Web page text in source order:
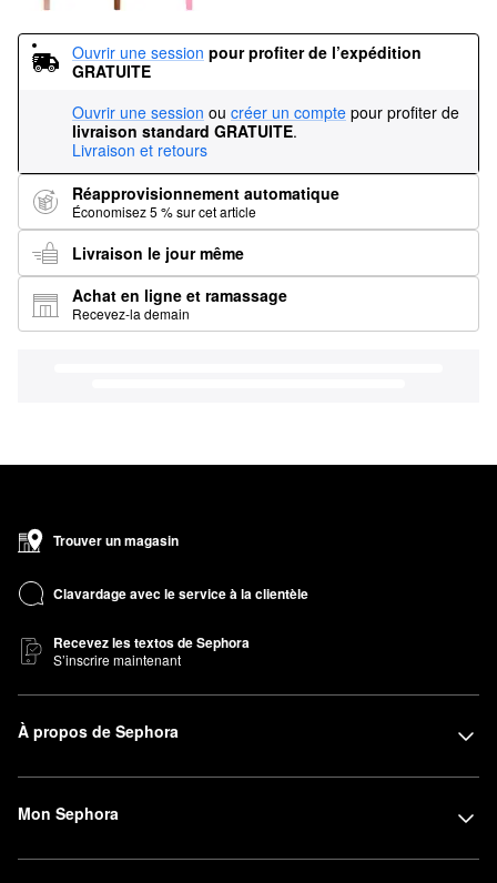
Ouvrir une session pour profiter de l’expédition
GRATUITE
Ouvrir une session ou créer un compte pour profiter de
livraison standard GRATUITE.
Livraison et retours
Réapprovisionnement automatique
Économisez 5 % sur cet article
Livraison le jour même
Achat en ligne et ramassage
Recevez-la demain
Trouver un magasin
Clavardage avec le service à la clientèle
Recevez les textos de Sephora
S’inscrire maintenant
À propos de Sephora
Mon Sephora